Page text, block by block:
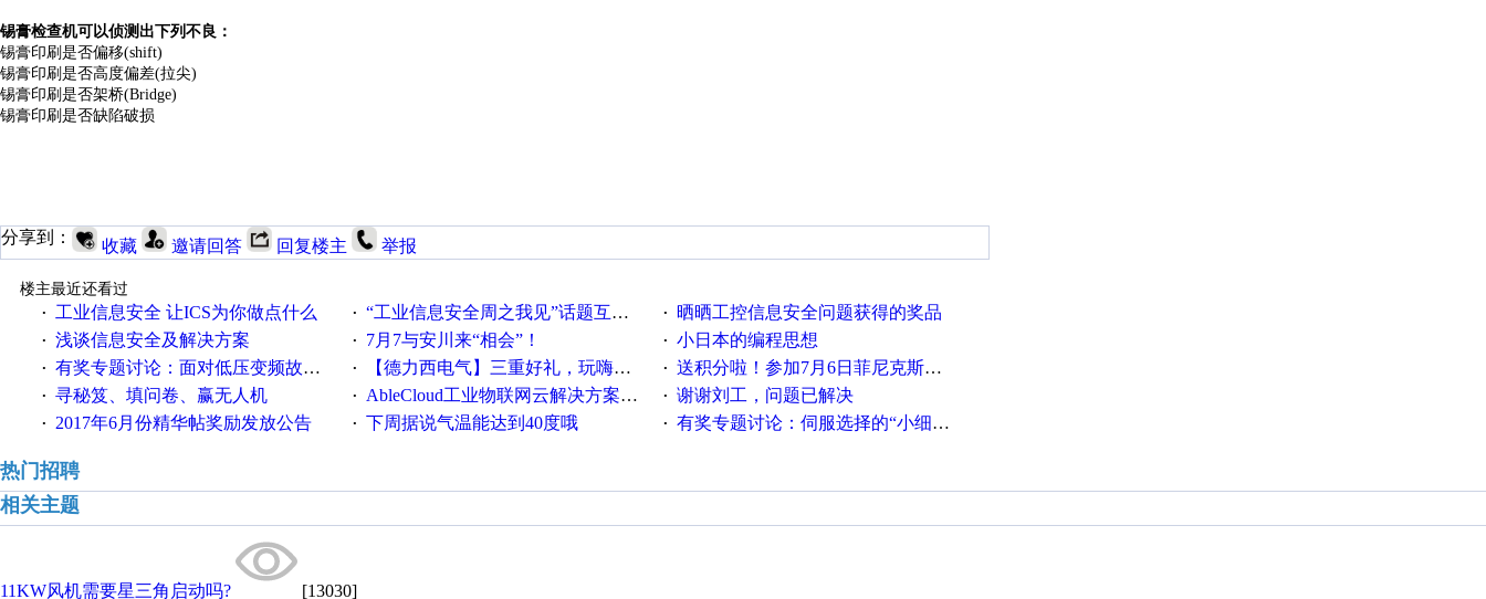
锡膏检查机可以侦测出下列不良：
锡膏印刷是否偏移(shift)
锡膏印刷是否高度偏差(拉尖)
锡膏印刷是否架桥(Bridge)
锡膏印刷是否缺陷破损
分享到： 收藏 邀请回答 回复楼主 举报
楼主最近还看过
·
工业信息安全 让ICS为你做点什么 · “工业信息安全周之我见”话题互动获奖名单发布公告 · 晒晒工控信息安全问题获得的奖品
· 浅谈信息安全及解决方案 · 7月7与安川来“相会”！ · 小日本的编程思想
· 有奖专题讨论：面对低压变频故障，老手是这样解决的！ · 【德力西电气】三重好礼，玩嗨夏日！ · 送积分啦！参加7月6日菲尼克斯在线研讨会即得
· 寻秘笈、填问卷、赢无人机 · AbleCloud工业物联网云解决方案实践及应用 · 谢谢刘工，问题已解决
· 2017年6月份精华帖奖励发放公告 · 下周据说气温能达到40度哦 · 有奖专题讨论：伺服选择的“小细节大学问”奖励公告
热门招聘
相关主题
11KW风机需要星三角启动吗? [13030]